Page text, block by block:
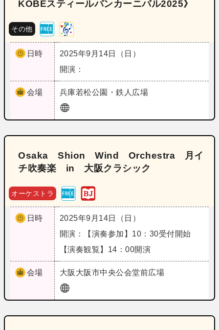
KOBEスティールパンカーニバル2025》
その他
日時
2025年9月14日（日）
開演：
会場 兵庫若松公園・鉄人広場
Osaka Shion Wind Orchestra 月イ
チ吹奏楽 in 大阪クラシック
オーケストラ
日時
2025年9月14日（日）
開演：【演奏参加】10：30受付開始
【演奏観覧】14：00開演
会場 大阪 大阪市中央公会堂前広場